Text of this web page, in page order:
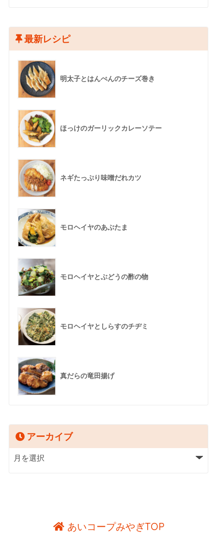
最新レシピ
明太子とはんぺんのチーズ巻き
ほっけのガーリックカレーソテー
ネギたっぷり味噌だれカツ
モロヘイヤのあぶたま
モロヘイヤとぶどうの酢の物
モロヘイヤとしらすのチヂミ
真だらの竜田揚げ
アーカイブ
あいコープみやぎTOP